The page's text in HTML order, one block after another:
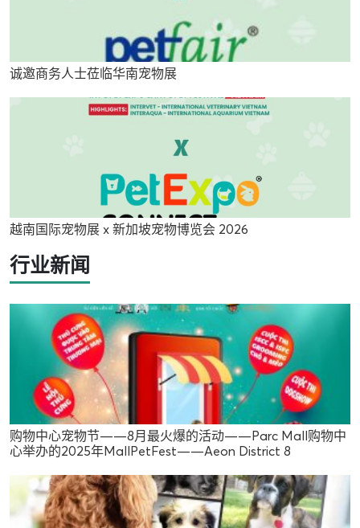
诚邀商务人士莅临华南宠物展
越南国际宠物展 x 新加坡宠物博览会 2026
行业新闻
购物中心宠物节——8月最火爆的活动——Parc Mall购物中
心举办的2025年MallPetFest——Aeon District 8